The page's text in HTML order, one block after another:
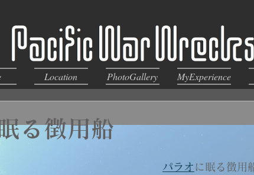
Location PhotoGallery MyExperience
る徴用船
パラオ に眠る徴用